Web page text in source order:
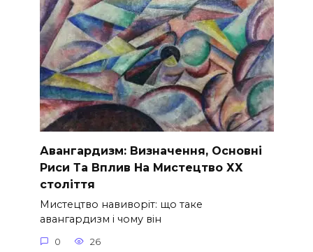
Авангардизм: Визначення, Основні
Риси Та Вплив На Мистецтво ХХ
століття
Мистецтво навиворіт: що таке
авангардизм і чому він
0 26